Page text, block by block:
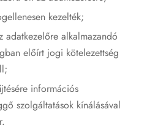
kezelték;
adatkezelőre alkalmazandó
előírt jogi kötelezettség
információs
szolgáltatások kínálásával